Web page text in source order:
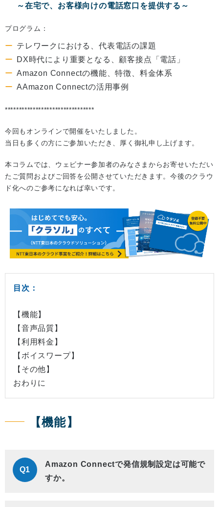
～在宅で、お客様向けの電話窓口を提供する～
プログラム：
テレワークにおける、代表電話の課題
DX時代により重要となる、顧客接点「電話」
Amazon Connectの機能、特徴、料金体系
AAmazon Connectの活用事例
********************************
今回もオンラインで開催をいたしました。
当日も多くの方にご参加いただき、厚く御礼申し上げます。
本コラムでは、ウェビナー参加者のみなさまからお寄せいただい
たご質問およびご回答を公開させていただきます。今後のクラウ
ド化へのご参考になれば幸いです。
目次：
【機能】
【音声品質】
【利用料金】
【ボイスワープ】
【その他】
おわりに
【機能】
Q1
Amazon Connectで発信規制設定は可能で
すか。